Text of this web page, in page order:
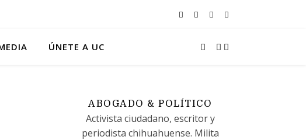
ÚNETE A UC
ABOGADO & POLÍTICO
Activista ciudadano, escritor y
periodista chihuahuense. Milita